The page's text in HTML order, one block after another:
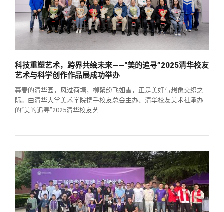
科技重塑艺术，跨界共绘未来——“美的追寻”2025清华校友
艺术与科学创作作品展成功举办
暮春的清华园，风过荷塘，柳絮纷飞如雪，正是美好与想象交织之
际。由清华大学美术学院携手校友总会主办、清华校友美术社承办
的“美的追寻”2025清华校友艺...